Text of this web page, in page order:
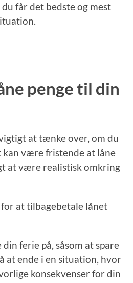
får det bedste og mest
penge til din
at tænke over, om du
kan være fristende at låne
at være realistisk omkring
for at tilbagebetale lånet
ferie på, såsom at spare
at ende i en situation, hvor
konsekvenser for din